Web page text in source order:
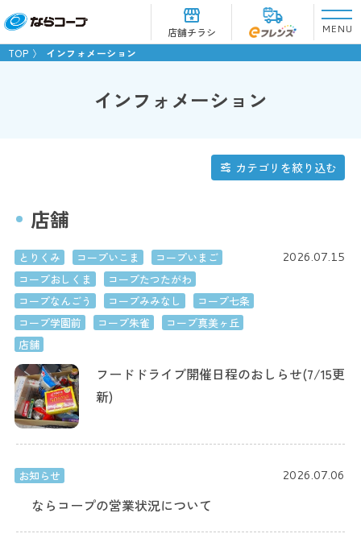
店舗チラシ
MENU
TOP
インフォメーション
インフォメーション
カテゴリを絞り込む
店舗
とりくみ コープいこま
コープいまご
コープおしくま
コープたつたがわ
コープなんごう
コープみみなし
コープ七条
コープ学園前
コープ朱雀
コープ真美ヶ丘
店舗
2026.07.15
フードドライブ開催日程のおしらせ(7/15更
新)
お知らせ 2026.07.06
ならコープの営業状況について